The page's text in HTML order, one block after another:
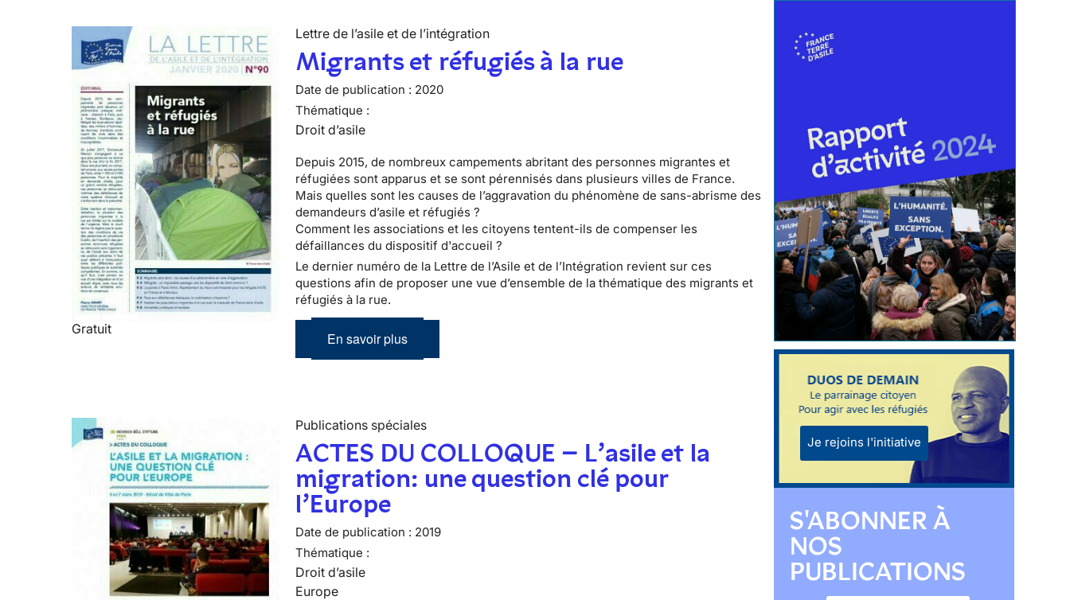
Gratuit
Lettre de l’asile et de l’intégration
Migrants et réfugiés à la rue
Date de publication : 2020
Thématique :
Droit d’asile
Depuis 2015, de nombreux campements abritant des personnes migrantes et
réfugiées sont apparus et se sont pérennisés dans plusieurs villes de France.
Mais quelles sont les causes de l’aggravation du phénomène de sans-abrisme des
demandeurs d’asile et réfugiés ?
Comment les associations et les citoyens tentent-ils de compenser les
défaillances du dispositif d'accueil ?
Le dernier numéro de la Lettre de l’Asile et de l’Intégration revient sur ces
questions afin de proposer une vue d’ensemble de la thématique des migrants et
réfugiés à la rue.
En savoir plus
Publications spéciales
ACTES DU COLLOQUE – L’asile et la
migration: une question clé pour
l’Europe
Date de publication : 2019
Thématique :
Droit d’asile
Europe
Je rejoins l'initiative
S'ABONNER À
NOS
PUBLICATIONS